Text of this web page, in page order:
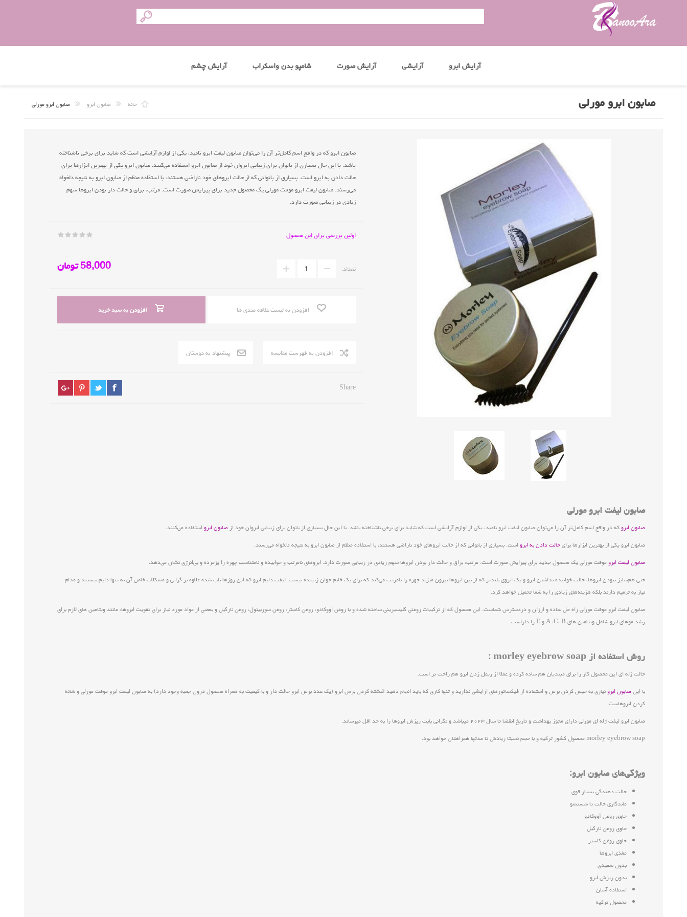
آرایش ابرو آرایشی آرایش صورت شامپو بدن واسکراب آرایش چشم
خانه صابون ابرو صابون ابرو مورلی صابون ابرو مورلی
صابون ابرو که در واقع اسم کامل‌تر آن را می‌توان صابون لیفت ابرو نامید، یکی از لوازم آرایشی است که شاید برای برخی ناشناخته
باشد. با این حال بسیاری از بانوان برای زیبایی ابروان خود از صابون ابرو استفاده می‌کنند. صابون ابرو یکی از بهترین ابزارها برای
حالت دادن به ابرو است. بسیاری از بانوانی که از حالت ابروهای خود ناراضی هستند، با استفاده منظم از صابون ابرو به نتیجه دلخواه
می‌رسند. صابون لیفت ابرو موقت مورلی یک محصول جدید برای پیرایش صورت است. مرتب، براق و حالت دار بودن ابروها سهم
زیادی در زیبایی صورت دارد.
اولین بررسی برای این محصول
58,000 تومان تعداد:
افزودن به لیست علاقه مندی ها افزودن به سبد خرید
Share
صابون لیفت ابرو مورلی
صابون ابروکه در واقع اسم کامل‌تر آن را می‌توان صابون لیفت ابرو نامید، یکی از لوازم آرایشی است که شاید برای برخی ناشناخته باشد. با این حال بسیاری از بانوان برای زیبایی ابروان خود از صابون ابرواستفاده می‌کنند.
صابون ابرو یکی از بهترین ابزارها برایحالت دادن به ابرواست. بسیاری از بانوانی که از حالت ابروهای خود ناراضی هستند، با استفاده منظم از صابون ابرو به نتیجه دلخواه می‌رسند.
صابون لیفت ابروموقت مورلی یک محصول جدید برای پیرایش صورت است. مرتب، براق و حالت دار بودن ابروها سهم زیادی در زیبایی صورت دارد. ابروهای نامرتب و خوابیده و نامتناسب چهره را پژمرده و بی‌انرژی نشان می‌دهد.
حتی هم‌سایز نبودن ابروها، حالت خوابیده نداشتن ابرو و یک ابروی بلندتر که از بین ابروها بیرون میزند چهره را نامرتب می‌کند که برای یک خانم جوان زیبنده نیست. لیفت دایم ابرو که این روزها باب شده علاوه بر گرانی و مشکلات خاص آن نه تنها دایم نیستند و مدام
نیاز به ترمیم دارند بلکه هزینه‌های زیادی را به شما تحمیل خواهد کرد.
صابون لیفت ابرو موقت مورلی راه حل ساده و ارزان و دردسترس شماست. این محصول که از ترکیبات روغنی گلیسیرینی ساخته شده و با روغن اووکادو، روغن کاستر، روغن سوربیتول، روغن نارگیل و بعضی از مواد مورد نیاز برای تقویت ابروها، مانند ویتامین های لازم برای
رشد موهای ابرو شامل ویتامین های A ،C، B و E را داراست.
روش استفاده از morley eyebrow soap :
حالت ژله ای این محصول کار را برای مبتدیان هم ساده کرده و عملا از ریمل زدن ابرو هم راحت تر است.
با اینصابون ابرونیازی به خیس کردن برس و استفاده از فیکساتورهای ارایشی ندارید و تنها کاری که باید انجام دهید آغشته کردن برس ابرو (یک عدد برس ابرو حالت دار و با کیفیت به همراه محصول درون جعبه وجود دارد) به صابون لیفت ابرو موقت مورلی و شانه
کردن ابروهاست.
صابون ابرو لیفت ژله ای مورلی دارای مجوز بهداشت و تاریخ انقضا تا سال ۲۰۲۳ میباشد و نگرانی بابت ریزش ابروها را به حد اقل میرساند.
morley eyebrow soap محصول کشور ترکیه و با حجم نسبتا زیادش تا مدتها همراهتان خواهد بود.
ویژگی‌های صابون ابرو:
حالت دهندگی بسیار قوی
ماندگاری حالت تا شستشو
حاوی روغن آووکادو
حاوی روغن نارگیل
حاوی روغن کاستر
مغذی ابروها
بدون سفیدی
بدون ریزش ابرو
استفاده آسان
محصول ترکیه